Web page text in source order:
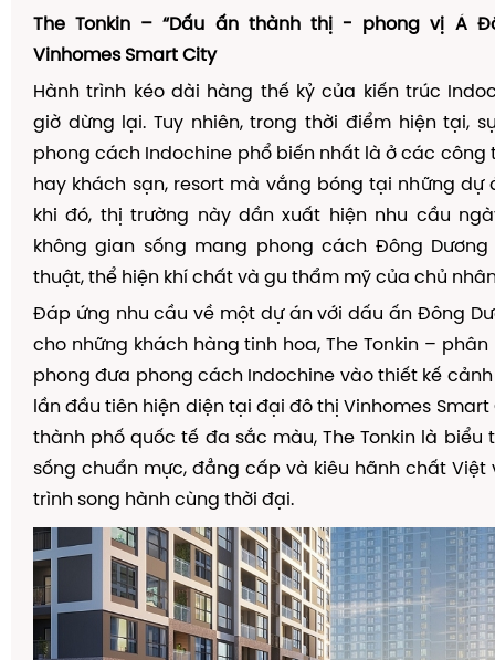
The Tonkin – “Dấu ấn thành thị- phong vị Á Đ
Vinhomes Smart City
Hành trình kéo dài hàng thếkỷ của kiến trúc
giờ dừng lại. Tuy nhiên, trong thời điểm hiện tại, s
phong cách Indochine phổbiến nhất là ở các công
hay khách sạn, resort mà vắng bóng tại những dự
khiđó, thị trường này dần xuất hiện nhu cầu ngà
không gian sống mang phong cách Đông Dươ
thuật, thể hiện khí chất và gu thẩm mỹ của chủ nhâ
Đáp ứng nhu cầu về một dự án với dấu ấn Đông D
cho những khách hàng tinh hoa, The Tonkin – phân
phongđưa phong cách Indochine vào thiết kế cả
lầnđầu tiên hiện diện tại đạiđô thị Vinhomes Smart
thành phố quốc tế đa sắc màu, The Tonkin là biểu t
sống chuẩn mực, đẳng cấp và kiêu hãnh chất Việt
trình song hành cùng thời đại.